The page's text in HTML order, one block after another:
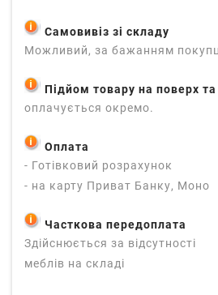
Самовивіз зі складу
Можливий, за бажанням
Підйом товару на поверх
оплачується окремо.
Оплата
- Готівковий розрахунок
- на карту Приват Банку, Моно
Часткова передоплата
Здійснюється за відсутності
меблів на складі